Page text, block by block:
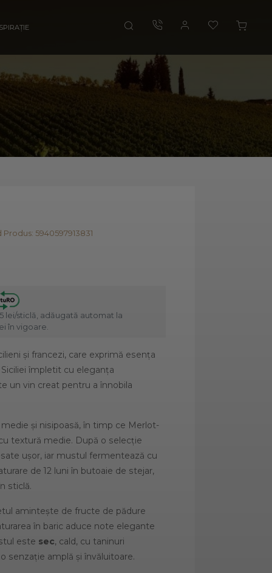
Produs: 5940597913831
lei/sticlă, adăugată automat la
în vigoare.
și francezi, care exprimă esența
împletit cu eleganța
un vin creat pentru a înnobila
și nisipoasă, în timp ce Merlot-
textură medie. După o selecție
ușor, iar mustul fermentează cu
de 12 luni în butoaie de stejar,
sticlă.
amintește de fructe de pădure
în baric aduce note elegante
este sec, cald, cu taninuri
senzație amplă și învăluitoare.